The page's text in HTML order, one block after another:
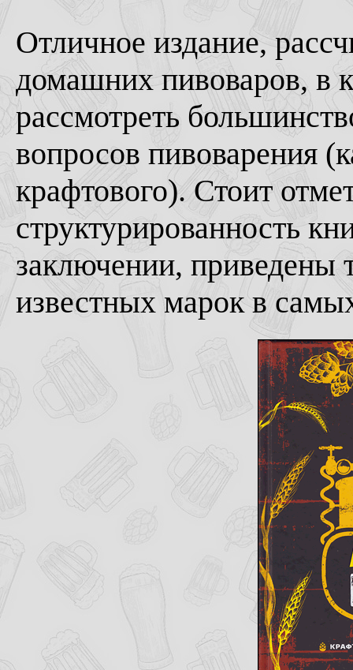
Отличное издание,
домашних пивоваров, в
рассмотреть
вопросов пивоварения
крафтового). Стоит
структурированность
заключении, приведены
известных марок в